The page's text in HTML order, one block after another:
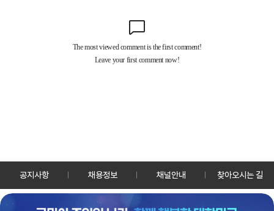
공지사항 채용정보 채널안내 찾아오시는 길
30128 세종특별자치시 정부2청사로 13 한국정책방송원 KTV